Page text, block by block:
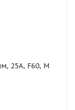
25А, F60, М